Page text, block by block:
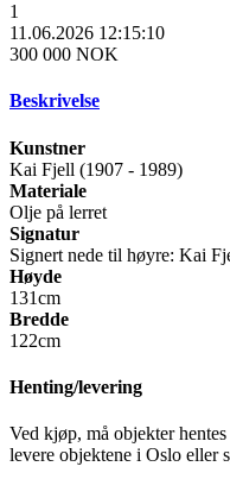
1
11.06.2026 12:15:10
300 000 NOK
Beskrivelse
Kunstner
Kai Fjell (1907 - 1989)
Materiale
Olje på lerret
Signatur
Signert nede til høyre: Kai
Høyde
131cm
Bredde
122cm
Henting/levering
Ved kjøp, må objekter
levere objektene i Oslo eller